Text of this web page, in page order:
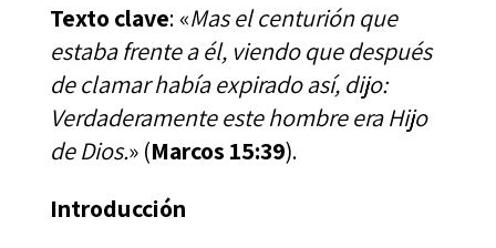
Texto clave: «Mas el centurión que
estaba frente a él, viendo que después
de clamar había expirado así, dijo:
Verdaderamente este hombre era Hijo
de Dios.» (Marcos 15:39).
Introducción